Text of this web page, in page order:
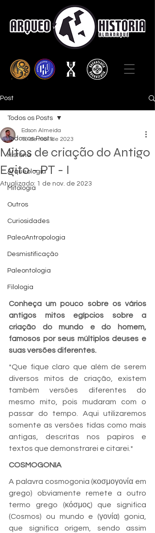
Post
Todos os Posts
História
Arqueologia
Mitologia
Outros
Curiosidades
PaleoAntropologia
Desmistificação
Paleontologia
Filologia
Todos os Posts
Mitos de criação do Antigo
Egito - PT - I
Edson Almeida
16 de mai. de 2023
Atualizado: 1 de nov. de 2023
Conheça um pouco sobre os vários
antigos mitos egípcios sobre a
criação do mundo e do homem,
famosos por seus múltiplos deuses e
suas versões diferentes.
*Que fique claro que além de serem
diversos mitos de criação, existem
também versões diferentes do
mesmo mito, pois mudaram com o
passar do tempo. Aqui utilizaremos
somente as versões tidas como mais
antigas, descritas nos papiros e
textos que demonstrarei e citarei.*
COSMOGONIA
A palavra cosmogonia (κοσμογονία em
grego) obviamente remete a outro
termo grego (κόσμος) que significa
(Cosmos) ou mundo e (γονία) gonia,
que significa origem, sendo assim